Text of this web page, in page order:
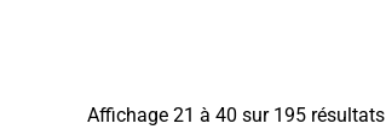
Affichage 21 à 40 sur 195 résultats